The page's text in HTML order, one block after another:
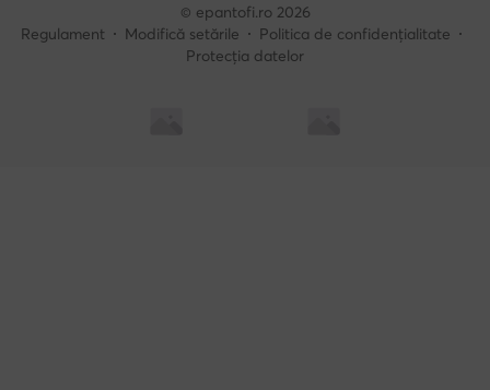
© epantofi.ro 2026
Regulament
Modifică setările
Politica de confidențialitate
Protecția datelor